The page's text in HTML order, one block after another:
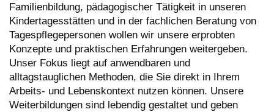
Familienbildung, pädagogischer Tätigkeit in unseren
Kindertagesstätten und in der fachlichen Beratung von
Tagespflegepersonen wollen wir unsere erprobten
Konzepte und praktischen Erfahrungen weitergeben.
Unser Fokus liegt auf anwendbaren und
alltagstauglichen Methoden, die Sie direkt in Ihrem
Arbeits- und Lebenskontext nutzen können. Unsere
Weiterbildungen sind lebendig gestaltet und geben